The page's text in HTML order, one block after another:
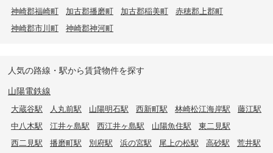
神崎郡福崎町
加古郡播磨町 加古郡稲美町
赤穂郡上郡町
神崎郡市川町
神崎郡神河町
人気の路線・駅から賃貸物件を探す
山陽電鉄線
大蔵谷駅 人丸前駅 山陽明石駅 西新町駅 林崎松江海岸駅
藤江駅
中八木駅
江井ヶ島駅 西江井ヶ島駅 山陽魚住駅
東二見駅
西二見駅
播磨町駅 別府駅 浜の宮駅 尾上の松駅 高砂駅
荒井駅